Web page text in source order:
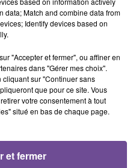
l'élément
VOUS
data; Match and combine data from
Identify devices based on
"Accepter et fermer", ou affiner en
dans "Gérer mes choix".
sur "Continuer sans
que pour ce site. Vous
votre consentement à tout
situé en bas de chaque page.
et fermer